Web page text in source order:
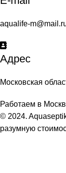
aqualife-
Адрес
Московская
Работаем в
© 2024.
разумную